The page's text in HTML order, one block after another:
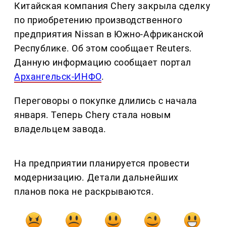
Китайская компания Chery закрыла сделку
по приобретению производственного
предприятия Nissan в Южно-Африканской
Республике. Об этом сообщает Reuters.
Данную информацию сообщает портал
Архангельск-ИНФО.
Переговоры о покупке длились с начала
января. Теперь Chery стала новым
владельцем завода.
На предприятии планируется провести
модернизацию. Детали дальнейших
планов пока не раскрываются.